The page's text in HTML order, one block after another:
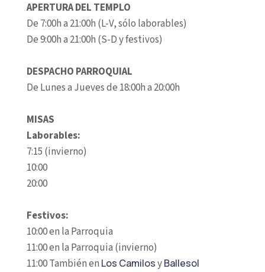
APERTURA DEL TEMPLO
De 7:00h a 21:00h (L-V, sólo laborables)
De 9:00h a 21:00h (S-D y festivos)
DESPACHO PARROQUIAL
De Lunes a Jueves de 18:00h a 20:00h
MISAS
Laborables:
7:15 (invierno)
10:00
20:00
Festivos:
10:00 en la Parroquia
11:00 en la Parroquia (invierno)
11:00 También en Los CamilosyBallesol